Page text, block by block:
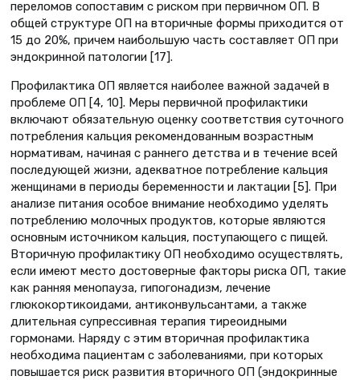
переломов сопоставим с риском при первичном ОП. В
общей структуре ОП на вторичные формы приходится от
15 до 20%, причем наибольшую часть составляет ОП при
эндокринной патологии [17].
Профилактика ОП является наиболее важной задачей в
проблеме ОП [4, 10]. Меры первичной профилактики
включают обязательную оценку соответствия суточного
потребления кальция рекомендованным возрастным
нормативам, начиная с раннего детства и в течение всей
последующей жизни, адекватное потребление кальция
женщинами в периоды беременности и лактации [5]. При
анализе питания особое внимание необходимо уделять
потреблению молочных продуктов, которые являются
основным источником кальция, поступающего с пищей.
Вторичную профилактику ОП необходимо осуществлять,
если имеют место достоверные факторы риска ОП, такие
как ранняя менопауза, гипогонадизм, лечение
глюкокортикоидами, антиконвульсантами, а также
длительная супрессивная терапия тиреоидными
гормонами. Наряду с этим вторичная профилактика
необходима пациентам с заболеваниями, при которых
повышается риск развития вторичного ОП (эндокринные